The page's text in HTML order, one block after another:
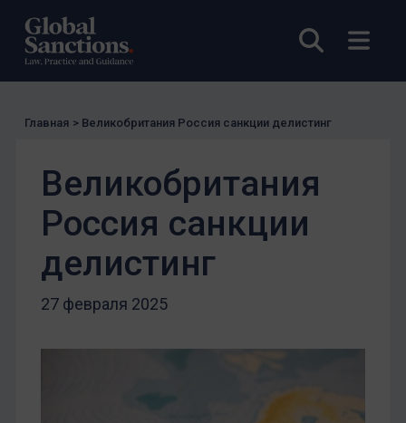
Главная > Великобритания Россия санкции делистинг
Великобритания
Россия санкции
делистинг
27 февраля 2025